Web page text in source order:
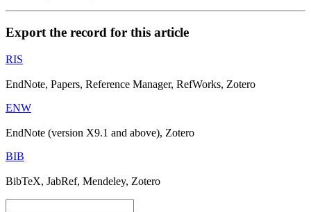
Export the record for this article
RIS
EndNote, Papers, Reference Manager, RefWorks, Zotero
ENW
EndNote (version X9.1 and above), Zotero
BIB
BibTeX, JabRef, Mendeley, Zotero